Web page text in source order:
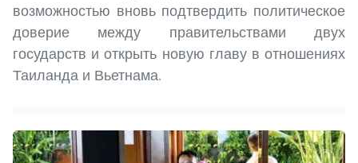
возможностью вновь подтвердить политическое
доверие между правительствами двух
государств и открыть новую главу в отношениях
Таиланда и Вьетнама.